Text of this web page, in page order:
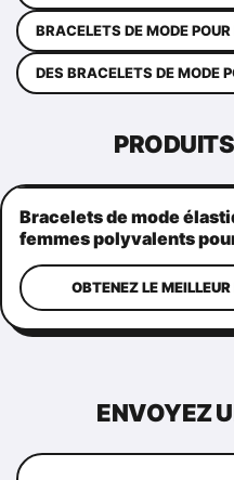
BRACELETS DE MODE
DES BRACELETS DE MODE
Bracelets de mode
femmes polyvalents
activités de plein air
OBTENEZ LE
ENVOYEZ